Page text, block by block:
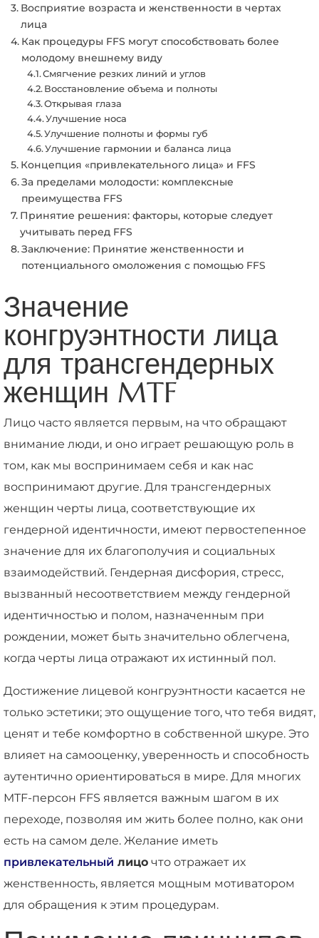
Восприятие возраста и женственности в чертах
лица
Как процедуры FFS могут способствовать более
молодому внешнему виду
Смягчение резких линий и углов
Восстановление объема и полноты
Открывая глаза
Улучшение носа
Улучшение полноты и формы губ
Улучшение гармонии и баланса лица
Концепция «привлекательного лица» и FFS
За пределами молодости: комплексные
преимущества FFS
Принятие решения: факторы, которые следует
учитывать перед FFS
Заключение: Принятие женственности и
потенциального омоложения с помощью FFS
Значение
конгруэнтности лица
для трансгендерных
женщин MTF
Лицо часто является первым, на что обращают
внимание люди, и оно играет решающую роль в
том, как мы воспринимаем себя и как нас
воспринимают другие. Для трансгендерных
женщин черты лица, соответствующие их
гендерной идентичности, имеют первостепенное
значение для их благополучия и социальных
взаимодействий. Гендерная дисфория, стресс,
вызванный несоответствием между гендерной
идентичностью и полом, назначенным при
рождении, может быть значительно облегчена,
когда черты лица отражают их истинный пол.
Достижение лицевой конгруэнтности касается не
только эстетики; это ощущение того, что тебя видят,
ценят и тебе комфортно в собственной шкуре. Это
влияет на самооценку, уверенность и способность
аутентично ориентироваться в мире. Для многих
MTF-персон FFS является важным шагом в их
переходе, позволяя им жить более полно, как они
есть на самом деле. Желание иметь
привлекательный лицо что отражает их
женственность, является мощным мотиватором
для обращения к этим процедурам.